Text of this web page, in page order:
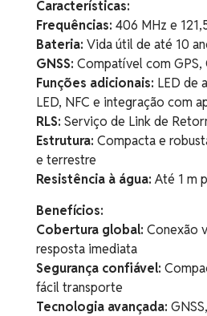
Características:
Frequências: 406 MHz e
Bateria: Vida útil de até 10
GNSS: Compatível com GPS,
Funções adicionais: LED de
LED, NFC e integração com
RLS: Serviço de Link de
Estrutura: Compacta e
e terrestre
Resistência à água: Até 1 m
Benefícios:
Cobertura global: Conexão
resposta imediata
Segurança confiável:
fácil transporte
Tecnologia avançada: